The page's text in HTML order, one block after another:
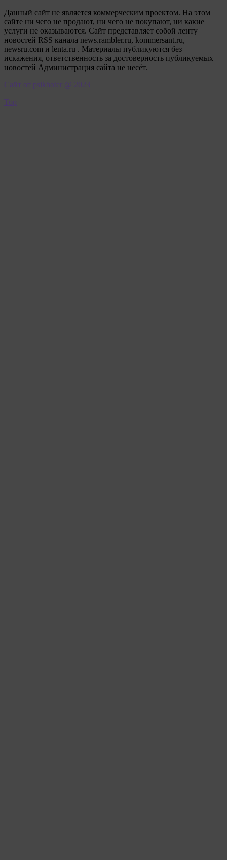
Данный сайт не является коммерческим проектом. На этом
сайте ни чего не продают, ни чего не покупают, ни какие
услуги не оказываются. Сайт представляет собой ленту
новостей RSS канала news.rambler.ru, kommersant.ru,
newsru.com и lenta.ru . Материалы публикуются без
искажения, ответственность за достоверность публикуемых
новостей Администрация сайта не несёт.
Сайт от psikhoter @ 2023
Top